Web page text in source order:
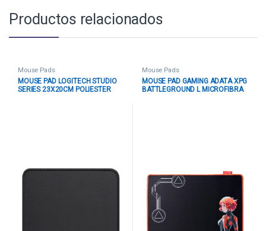
Productos relacionados
Mouse Pads
MOUSE PAD LOGITECH STUDIO
SERIES 23X20CM POLIESTER
Mouse Pads
MOUSE PAD GAMING ADATA XPG
BATTLEGROUND L MICROFIBRA